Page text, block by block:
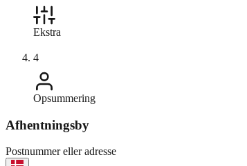
Ekstra
4
Opsummering
Afhentningsby
Postnummer eller adresse